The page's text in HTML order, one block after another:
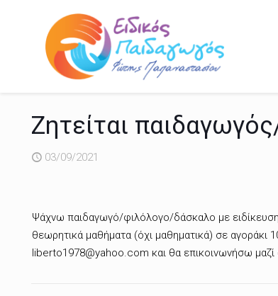
Ζητείται
03/09/2021
Ψάχνω παιδαγωγό/φιλόλογο/δάσκαλο με ειδίκευση
θεωρητικά μαθήματα (όχι μαθηματικά) σε
liberto1978@yahoo.com και θα επικοινωνήσω μαζί